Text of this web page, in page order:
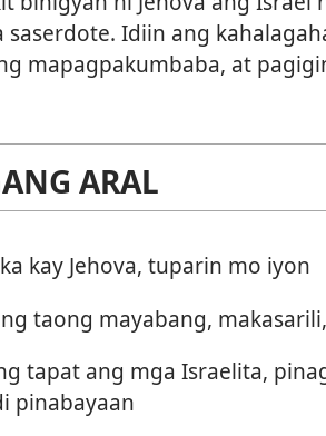
Idiin ang
mapagpakumbaba, at
ARAL
kay Jehova, tuparin mo iyon
taong mayabang,
tapat ang mga Israelita,
pinabayaan